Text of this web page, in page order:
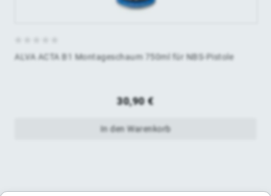
ALVA ACTA B1 Montageschaum 750ml für NBS-Pistole
30,90€
In den Warenkorb